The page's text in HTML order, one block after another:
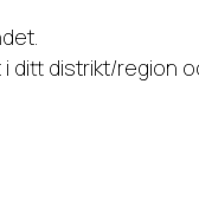
ditt distrikt/region